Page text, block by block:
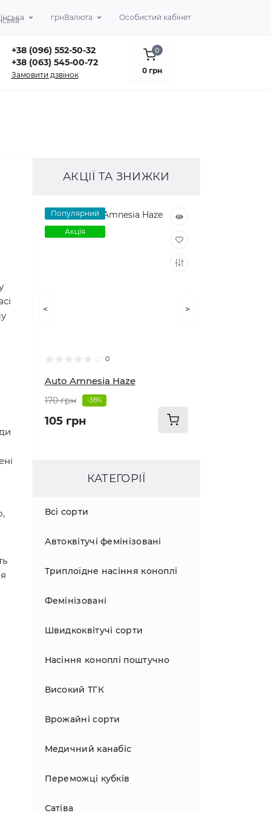
грнВалюта Особистий кабінет
+38 (096) 552-50-32
+38 (063) 545-00-72
Замовити дзвінок
0
0 грн
АКЦІЇ ТА ЗНИЖКИ
Популярний
Акція
0
Auto Amnesia Haze
170 грн -38%
105 грн
< >
КАТЕГОРІЇ
Всі сорти
Автоквітучі фемінізовані
Триплоїдне насіння коноплі
Фемінізовані
Швидкоквітучі сорти
Насіння коноплі поштучно
Високий ТГК
Врожайні сорти
Медичний канабіс
Переможці кубків
Сатіва